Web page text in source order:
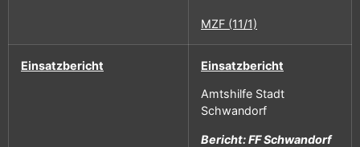
MZF (11/1)
Einsatzbericht Einsatzbericht
Amtshilfe Stadt
Schwandorf
Bericht: FF Schwandorf